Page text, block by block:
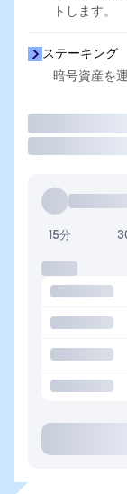
トします。
ステーキング
暗号資産を
15分